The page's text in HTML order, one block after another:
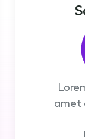
amet